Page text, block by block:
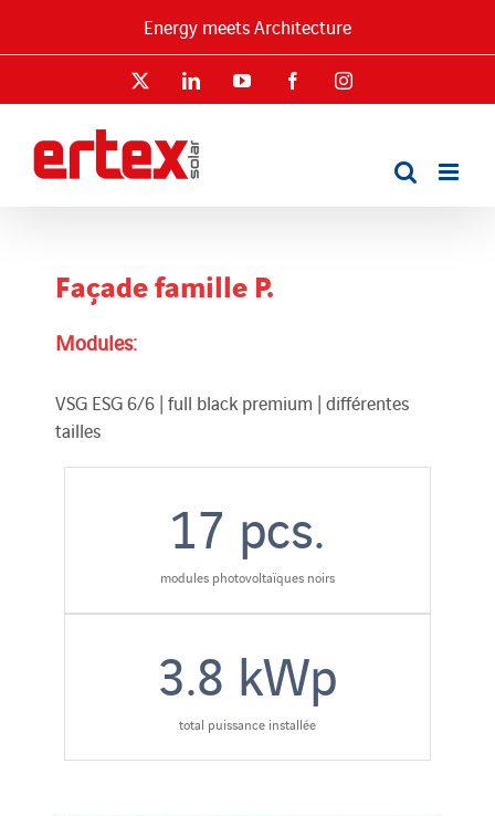
Energy meets Architecture
LinkedInYouTube FacebookInstagram
Façade famille P.
Modules:
VSG ESG 6/6 | full black premium | différentes
tailles
17 pcs.
modules photovoltaïques noirs
3.8 kWp
total puissance installée